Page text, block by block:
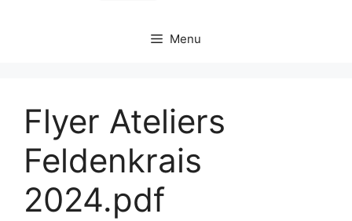
Menu
Flyer Ateliers
Feldenkrais
2024.pdf